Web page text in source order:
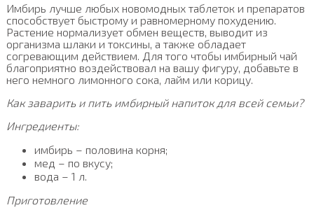
Имбирь лучше любых новомодных таблеток и препаратов
способствует быстрому и равномерному похудению.
Растение нормализует обмен веществ, выводит из
организма шлаки и токсины, а также обладает
согревающим действием. Для того чтобы имбирный чай
благоприятно воздействовал на вашу фигуру, добавьте в
него немного лимонного сока, лайм или корицу.
Как заварить и пить имбирный напиток для всей семьи?
Ингредиенты:
имбирь – половина корня;
мед – по вкусу;
вода – 1 л.
Приготовление